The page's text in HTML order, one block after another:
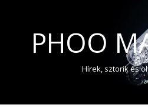
PHOO
Hírek, sztorik és